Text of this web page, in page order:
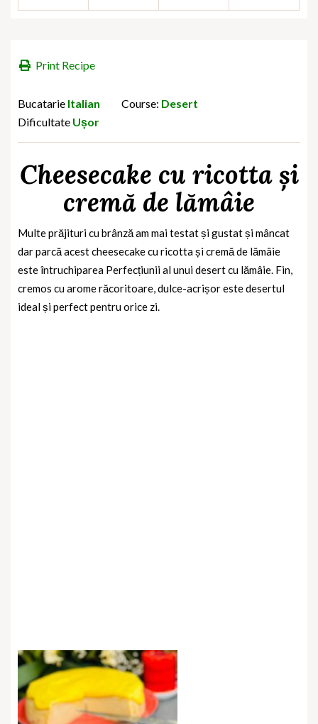
Print Recipe
Bucatarie Italian Course: Desert
Dificultate Ușor
Cheesecake cu ricotta și
cremă de lămâie
Multe prăjituri cu brânză am mai testat și gustat și mâncat
dar parcă acest cheesecake cu ricotta și cremă de lămâie
este întruchiparea Perfecțiunii al unui desert cu lămâie. Fin,
cremos cu arome răcoritoare, dulce-acrișor este desertul
ideal și perfect pentru orice zi.